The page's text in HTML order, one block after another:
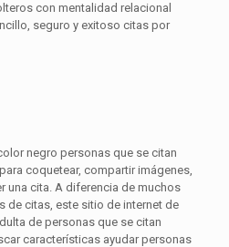
con mentalidad relacional
seguro y exitoso citas por
negro personas que se citan
coquetear, compartir imágenes,
una cita. A diferencia de muchos
de citas, este sitio de internet de
de personas que se citan
características ayudar personas